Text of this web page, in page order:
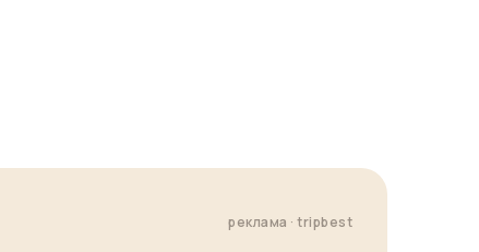
реклама · tripbest